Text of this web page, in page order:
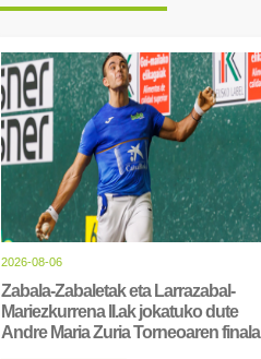
2026-08-06
Zabala-Zabaletak eta Larrazabal-
Mariezkurrena II.ak jokatuko dute
Andre Maria Zuria Torneoaren finala